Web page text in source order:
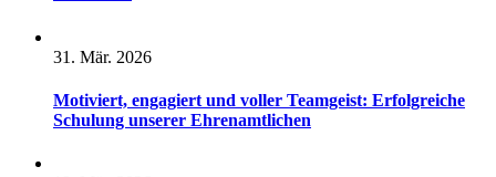
31. Mär. 2026
Motiviert, engagiert und voller Teamgeist: Erfolgreiche
Schulung unserer Ehrenamtlichen